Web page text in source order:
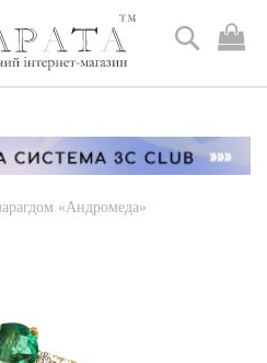
Пошук
«Андромеда»